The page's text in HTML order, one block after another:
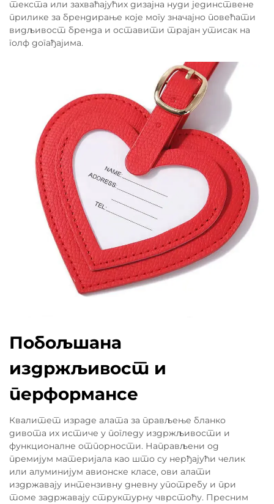
текста или захваћајућих дизајна нуди јединствене
прилике за брендирање које могу значајно повећати
видљивост бренда и оставити трајан утисак на
голф догађајима.
Побољшана
издржљивост и
перформансе
Квалитет израде алата за прављење бланко
дивота их истиче у погледу издржљивости и
функционалне отпорности. Направљени од
премијум материјала као што су нерђајући челик
или алуминијум авионске класе, ови алати
издржавају интензивну дневну употребу и при
томе задржавају структурну чврстоћу. Пресним